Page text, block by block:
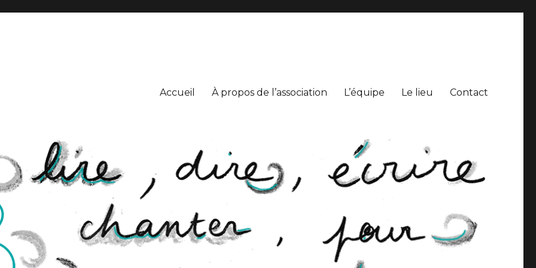
Accueil À propos de l’association L’équipe Le lieu Contact